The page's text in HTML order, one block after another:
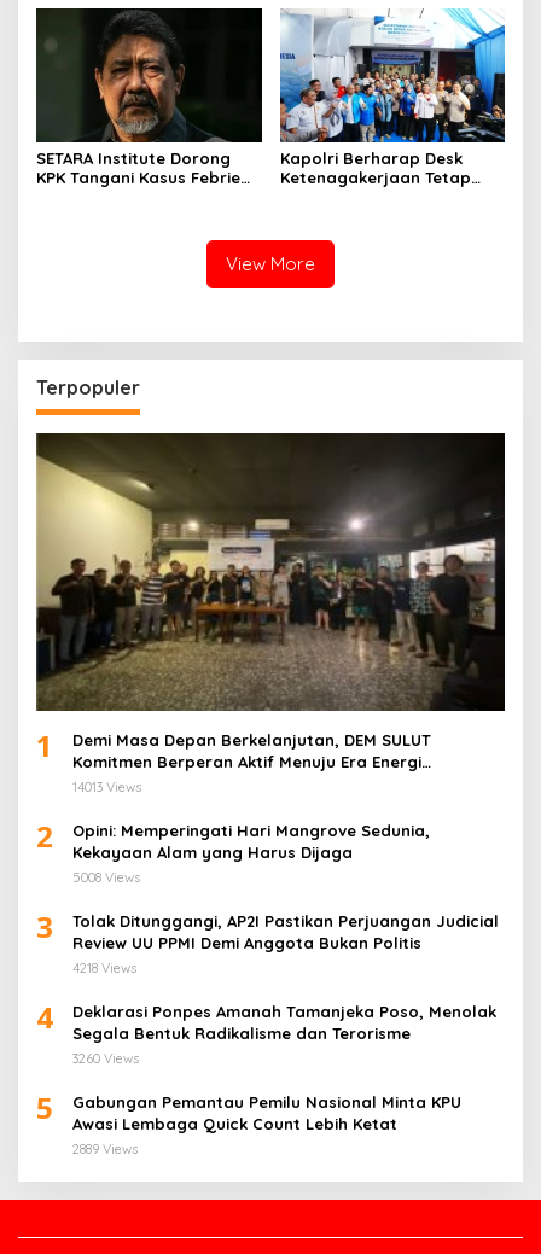
SETARA Institute Dorong
KPK Tangani Kasus Febrie
Kapolri Berharap Desk
Ketenagakerjaan Tetap
View More
Terpopuler
1
Demi Masa Depan Berkelanjutan, DEM SULUT
Komitmen Berperan Aktif Menuju Era Energi
Terbarukan di Sulawesi Utara
14013 Views
2
Opini: Memperingati Hari Mangrove Sedunia,
Kekayaan Alam yang Harus Dijaga
5008 Views
3
Tolak Ditunggangi, AP2I Pastikan Perjuangan Judicial
Review UU PPMI Demi Anggota Bukan Politis
4218 Views
4
Deklarasi Ponpes Amanah Tamanjeka Poso, Menolak
Segala Bentuk Radikalisme dan Terorisme
3260 Views
5
Gabungan Pemantau Pemilu Nasional Minta KPU
Awasi Lembaga Quick Count Lebih Ketat
2889 Views